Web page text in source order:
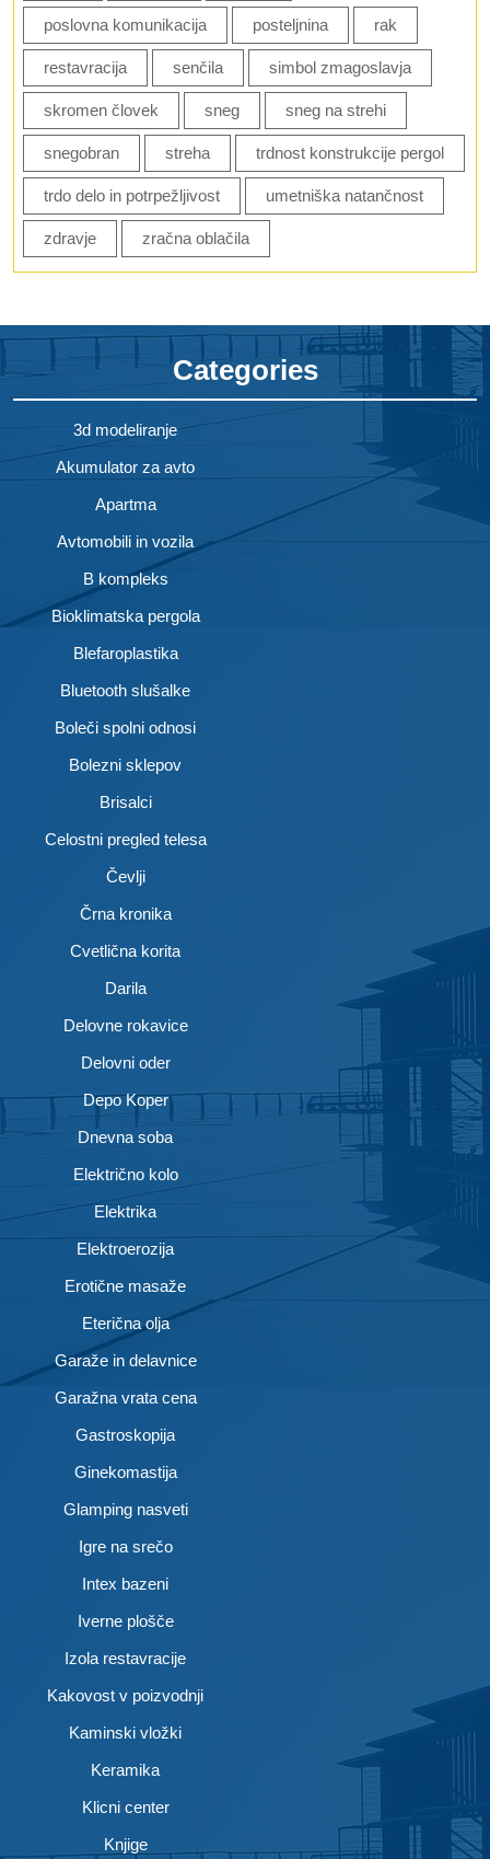
poslovna komunikacija posteljnina rak
restavracija senčila simbol zmagoslavja
skromen človek sneg sneg na strehi
snegobran streha trdnost konstrukcije pergol
trdo delo in potrpežljivost umetniška natančnost
zdravje zračna oblačila
Categories
3d modeliranje
Akumulator za avto
Apartma
Avtomobili in vozila
B kompleks
Bioklimatska pergola
Blefaroplastika
Bluetooth slušalke
Boleči spolni odnosi
Bolezni sklepov
Brisalci
Celostni pregled telesa
Čevlji
Črna kronika
Cvetlična korita
Darila
Delovne rokavice
Delovni oder
Depo Koper
Dnevna soba
Električno kolo
Elektrika
Elektroerozija
Erotične masaže
Eterična olja
Garaže in delavnice
Garažna vrata cena
Gastroskopija
Ginekomastija
Glamping nasveti
Igre na srečo
Intex bazeni
Iverne plošče
Izola restavracije
Kakovost v poizvodnji
Kaminski vložki
Keramika
Klicni center
Knjige